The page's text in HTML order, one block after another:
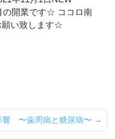
開業です☆ ココロ南
願い致します☆
響 〜歯周病と糖尿病〜 →